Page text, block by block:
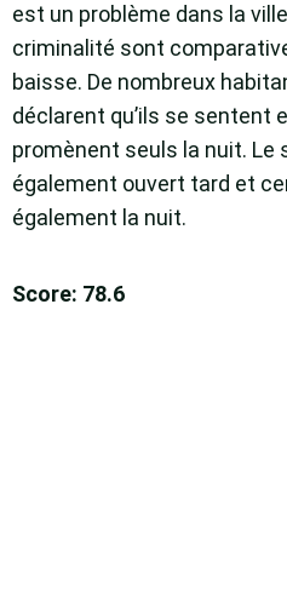
est un problème dans la
criminalité sont
baisse. De nombreux
déclarent qu’ils se sentent
promènent seuls la nuit.
également ouvert tard et
également la nuit.
Score: 78.6